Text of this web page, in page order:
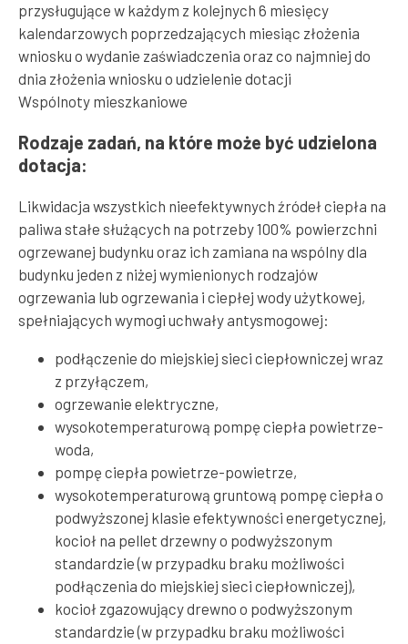
przysługujące w każdym z kolejnych 6 miesięcy
kalendarzowych poprzedzających miesiąc złożenia
wniosku o wydanie zaświadczenia oraz co najmniej do
dnia złożenia wniosku o udzielenie dotacji
Wspólnoty mieszkaniowe
Rodzaje zadań, na które może być udzielona
dotacja:
Likwidacja wszystkich nieefektywnych źródeł ciepła na
paliwa stałe służących na potrzeby 100% powierzchni
ogrzewanej budynku oraz ich zamiana na wspólny dla
budynku jeden z niżej wymienionych rodzajów
ogrzewania lub ogrzewania i ciepłej wody użytkowej,
spełniających wymogi uchwały antysmogowej:
podłączenie do miejskiej sieci ciepłowniczej wraz
z przyłączem,
ogrzewanie elektryczne,
wysokotemperaturową pompę ciepła powietrze-
woda,
pompę ciepła powietrze-powietrze,
wysokotemperaturową gruntową pompę ciepła o
podwyższonej klasie efektywności energetycznej,
kocioł na pellet drzewny o podwyższonym
standardzie (w przypadku braku możliwości
podłączenia do miejskiej sieci ciepłowniczej),
kocioł zgazowujący drewno o podwyższonym
standardzie (w przypadku braku możliwości